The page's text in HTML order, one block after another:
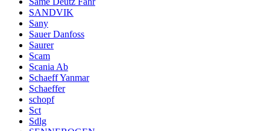
SANDVIK
Sany
Sauer Danfoss
Saurer
Scam
Scania Ab
Schaeff Yanmar
Schaeffer
schopf
Sct
Sdlg